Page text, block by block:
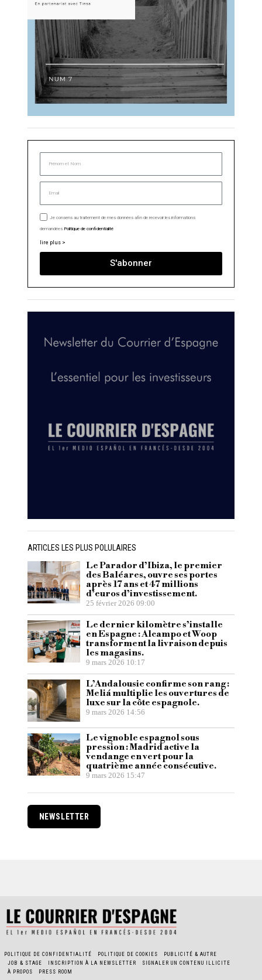
Je consens au traitement de mes données afin de recevoir les informations
demandées. Politique de confidentialité
lire plus >
S'abonner
ARTICLES LES PLUS POLULAIRES
Le Parador d’Ibiza, le premier
des Baléares, ouvre ses portes
après 17 ans et 47 millions
d’euros d’investissement.
25 février 2026 09:00
Le dernier kilomètre s’installe
en Espagne : Alcampo et Woop
transforment la livraison depuis
les magasins.
9 mars 2026 10:17
L’Andalousie confirme son rang :
Meliá multiplie les ouvertures de
luxe sur la côte espagnole.
9 mars 2026 14:56
Le vignoble espagnol sous
pression : Madrid active la
vendange en vert pour la
quatrième année consécutive.
9 mars 2026 15:47
NEWSLETTER
POLITIQUE DE CONFIDENTIALITÉ POLITIQUE DE COOKIES
PUBLICITÉ & AUTRE
JOB & STAGE
INSCRIPTION À LA NEWSLETTER
SIGNALER UN CONTENU ILLICITE
À PROPOS
PRESS ROOM